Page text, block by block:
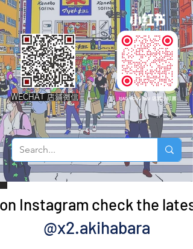
WECHAT 店鋪微信
Instagram check the
@x2.akihabara